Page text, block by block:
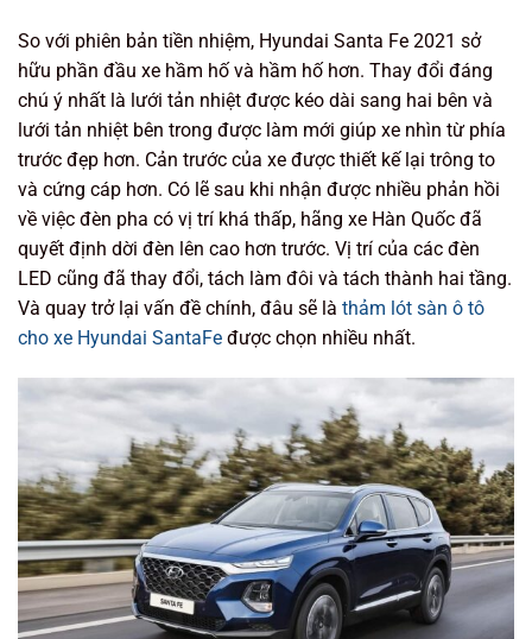
So với phiên bản tiền nhiệm, Hyundai Santa Fe 2021 sở
hữu phần đầu xe hầm hố và hầm hố hơn. Thay đổi đáng
chú ý nhất là lưới tản nhiệt được kéo dài sang hai bên và
lưới tản nhiệt bên trong được làm mới giúp xe nhìn từ phía
trước đẹp hơn. Cản trước của xe được thiết kế lại trông to
và cứng cáp hơn. Có lẽ sau khi nhận được nhiều phản hồi
về việc đèn pha có vị trí khá thấp, hãng xe Hàn Quốc đã
quyết định dời đèn lên cao hơn trước. Vị trí của các đèn
LED cũng đã thay đổi, tách làm đôi và tách thành hai tầng.
Và quay trở lại vấn đề chính, đâu sẽ là thảm lót sàn ô tô
cho xe Hyundai SantaFe được chọn nhiều nhất.